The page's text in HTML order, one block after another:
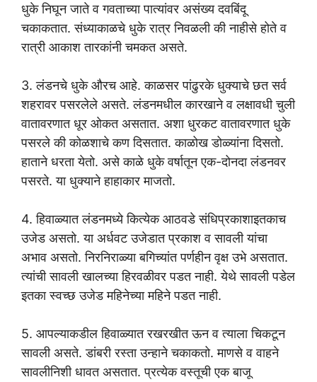
धुके निघून जाते व गवताच्या पात्यांवर असंख्य दवबिंदू
चकाकतात. संध्याकाळचे धुके रात्र निवळली की नाहीसे होते व
रात्री आकाश तारकांनी चमकत असते.
3. लंडनचे धुके औरच आहे. काळसर पांढुरके धुक्याचे छत सर्व
शहरावर पसरलेले असते. लंडनमधील कारखाने व लक्षावधी चुली
वातावरणात धूर ओकत असतात. अशा धुरकट वातावरणात धुके
पसरले की कोळशाचे कण दिसतात. काळोख डोळ्यांना दिसतो.
हाताने धरता येतो. असे काळे धुके वर्षातून एक-दोनदा लंडनवर
पसरते. या धुक्याने हाहाकार माजतो.
4. हिवाळ्यात लंडनमध्ये कित्येक आठवडे संधिप्रकाशाइतकाच
उजेड असतो. या अर्धवट उजेडात प्रकाश व सावली यांचा
अभाव असतो. निरनिराळ्या बगिच्यांत पर्णहीन वृक्ष उभे असतात.
त्यांची सावली खालच्या हिरवळीवर पडत नाही. येथे सावली पडेल
इतका स्वच्छ उजेड महिनेच्या महिने पडत नाही.
5. आपल्याकडील हिवाळ्यात रखरखीत ऊन व त्याला चिकटून
सावली असते. डांबरी रस्ता उन्हाने चकाकतो. माणसे व वाहने
सावलीनिशी धावत असतात. प्रत्येक वस्तूची एक बाजू